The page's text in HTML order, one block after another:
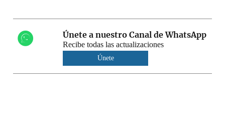
Únete a nuestro Canal de WhatsApp
Recibe todas las actualizaciones
Únete